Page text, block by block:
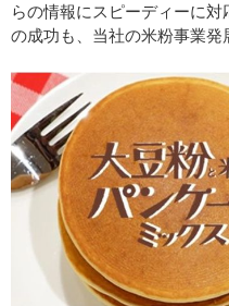
らの情報にスピーディーに
の成功も、当社の米粉事業発